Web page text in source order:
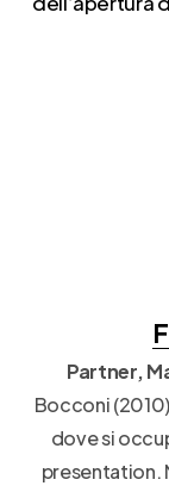
Partner,
Bocconi
dove si
presentation.